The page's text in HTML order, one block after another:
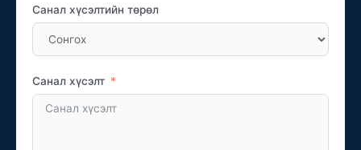
Санал хүсэлтийн төрөл
Санал хүсэлт